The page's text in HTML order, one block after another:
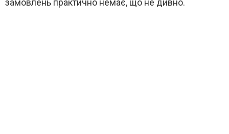
замовлень практично немає, що не дивно.